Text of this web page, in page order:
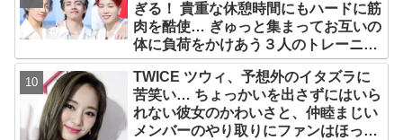
ぎる！ 貴重な休憩時間にもハードに筋
肉を酷使… ぎゅっと集まってお互いの
体に負荷をかけあう３人のトレーニン
グ風景がかわいすぎるとファンくぎづ
け
TWICE ツウィ、予想外のイタズラに
苦笑い… ちょっかいを出さずにはいら
れない彼女のかわいさと、仲睦まじい
メンバーのやり取りにファンはほっこ